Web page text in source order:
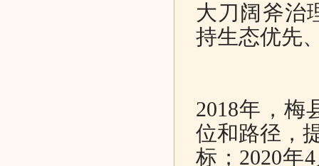
大刀阔斧治
持生态优先
2018年，梅
位和路径，
标；2020年